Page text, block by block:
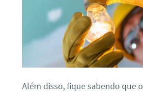
Além disso, fique sabendo que o